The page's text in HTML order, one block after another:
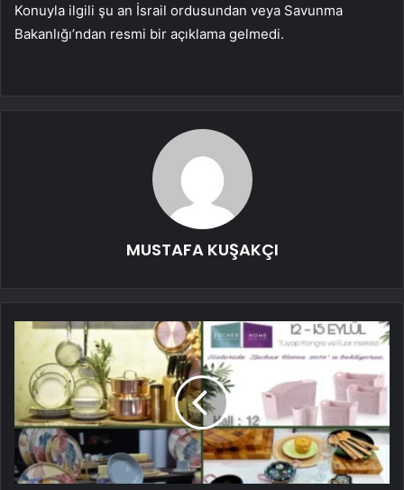
Konuyla ilgili şu an İsrail ordusundan veya Savunma
Bakanlığı’ndan resmi bir açıklama gelmedi.
MUSTAFA KUŞAKÇI